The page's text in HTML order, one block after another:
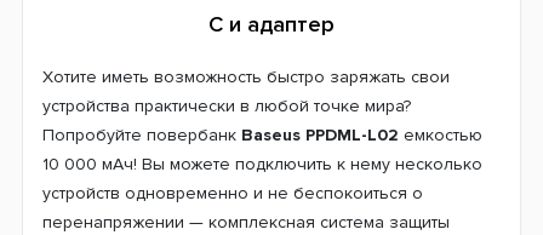
C и адаптер
Хотите иметь возможность быстро заряжать свои
устройства практически в любой точке мира?
Попробуйте повербанк Baseus PPDML-L02 емкостью
10 000 мАч! Вы можете подключить к нему несколько
устройств одновременно и не беспокоиться о
перенапряжении — комплексная система защиты